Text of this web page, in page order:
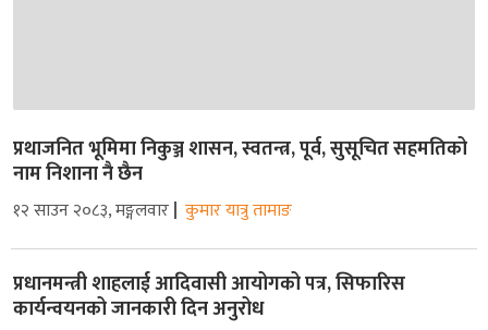
प्रथाजनित भूमिमा निकुञ्ज शासन, स्वतन्त्र, पूर्व, सुसूचित सहमतिको
नाम निशाना नै छैन
१२ साउन २०८३, मङ्गलवार कुमार यात्रु तामाङ
प्रधानमन्त्री शाहलाई आदिवासी आयोगको पत्र, सिफारिस
कार्यन्वयनको जानकारी दिन अनुरोध